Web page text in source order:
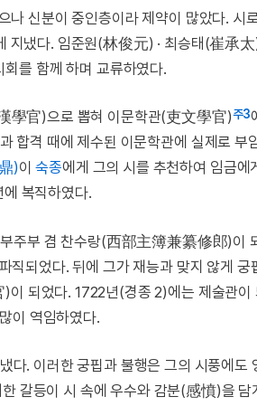
나 신분이 중인층이라 제약이 많았다. 시
지냈다. 임준원(林俊元) · 최승태(崔承太
회를 함께 하며 교류하였다.
學官)으로 뽑혀 이문학관(吏文學官)주3
합격 때에 제수된 이문학관에 실제로 부
)이숙종에게 그의 시를 추천하여 임금에
복직하였다.
주부 겸 찬수랑(西部主簿兼纂修郎)이
되었다. 뒤에 그가 재능과 맞지 않게 궁
되었다. 1722년(경종 2)에는 제술관이
이 역임하였다.
다. 이러한 궁핍과 불행은 그의 시풍에도
갈등이 시 속에 우수와 감분(感憤)을 담